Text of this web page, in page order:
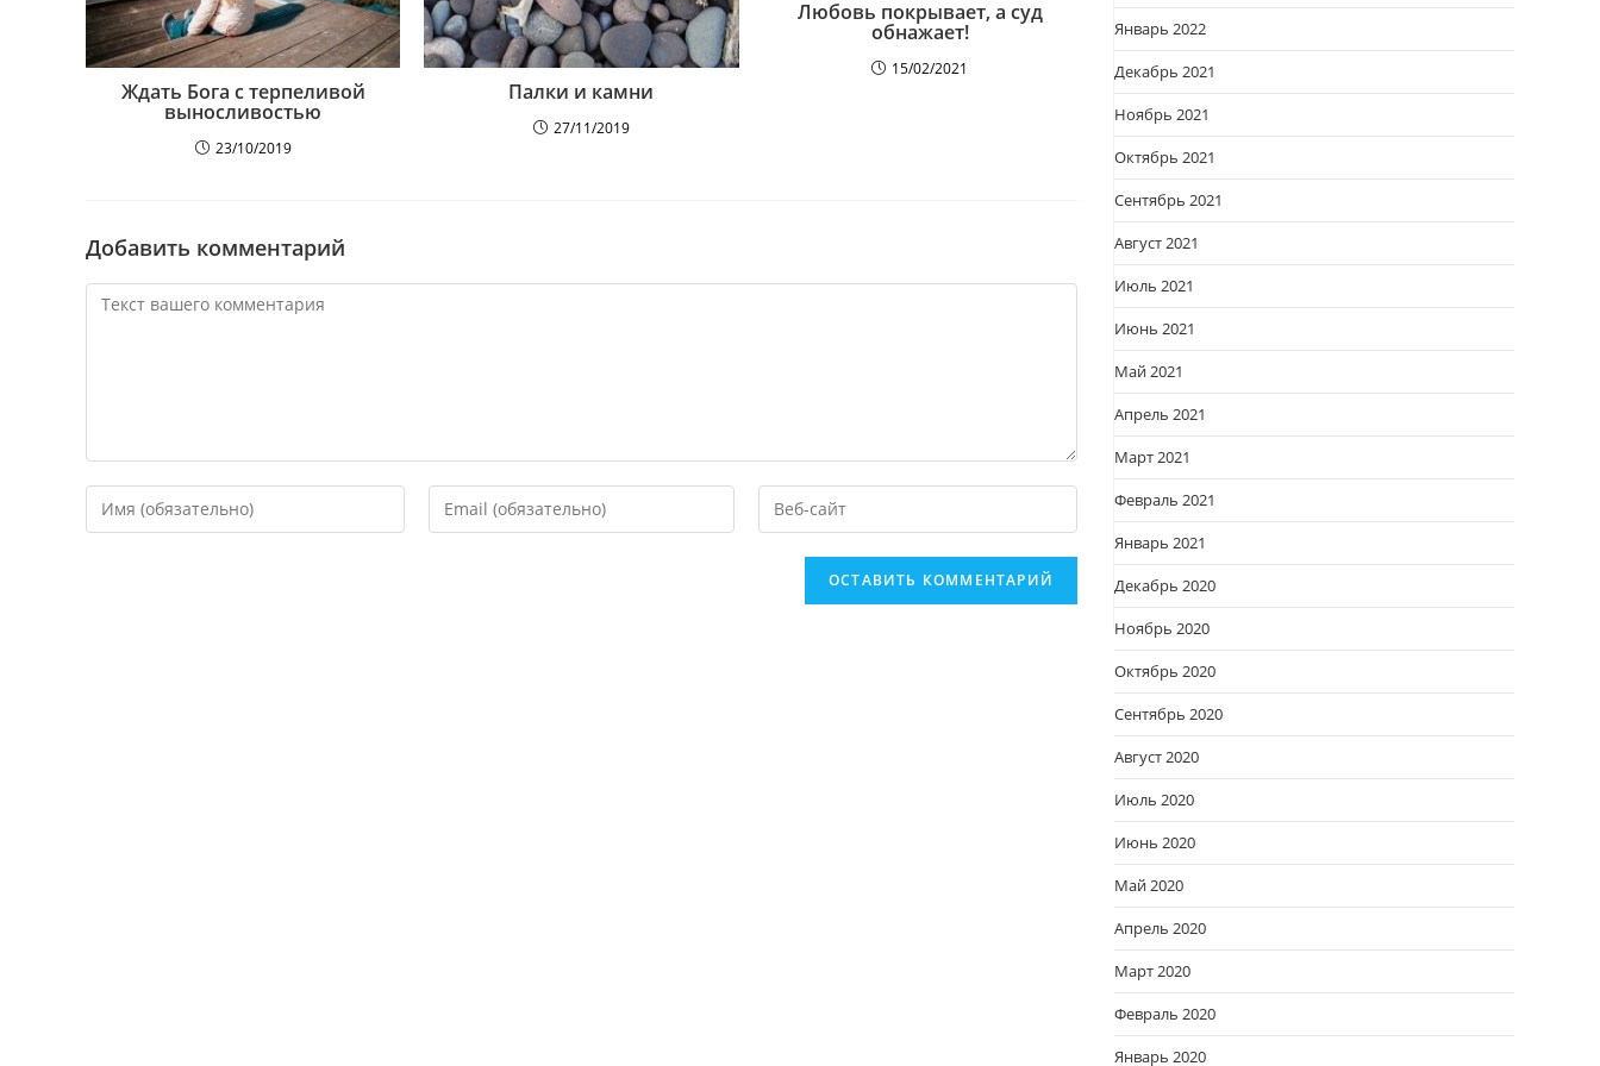
Ждать Бога с терпеливой
выносливостью
23/10/2019
Палки и камни
27/11/2019
Любовь покрывает, а суд
обнажает!
15/02/2021
Добавить комментарий
Январь 2022
Декабрь 2021
Ноябрь 2021
Октябрь 2021
Сентябрь 2021
Август 2021
Июль 2021
Июнь 2021
Май 2021
Апрель 2021
Март 2021
Февраль 2021
Январь 2021
Декабрь 2020
Ноябрь 2020
Октябрь 2020
Сентябрь 2020
Август 2020
Июль 2020
Июнь 2020
Май 2020
Апрель 2020
Март 2020
Февраль 2020
Январь 2020